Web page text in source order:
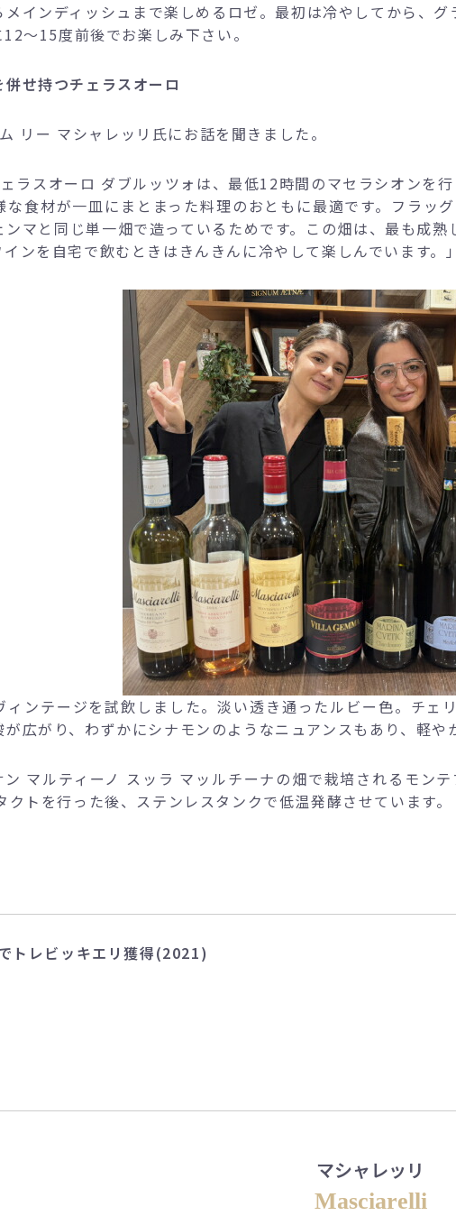
インディッシュまで楽しめるロゼ。最初は冷やしてから、
～15度前後でお楽しみ下さい。
せ持つチェラスオーロ
リー マシャレッリ氏にお話を聞きました。
ラスオーロ ダブルッツォは、最低12時間のマセラシオンを
な食材が一皿にまとまった料理のおともに最適です。フラッ
マと同じ単一畑で造っているためです。この畑は、最も成
ンを自宅で飲むときはきんきんに冷やして楽しんでいます。」
ンテージを試飲しました。淡い透き通ったルビー色。チェ
広がり、わずかにシナモンのようなニュアンスもあり、軽や
マルティーノ スッラ マッルチーナの畑で栽培されるモン
トを行った後、ステンレスタンクで低温発酵させています。
トレビッキエリ獲得(2021)
マシャレッリ
Masciarelli